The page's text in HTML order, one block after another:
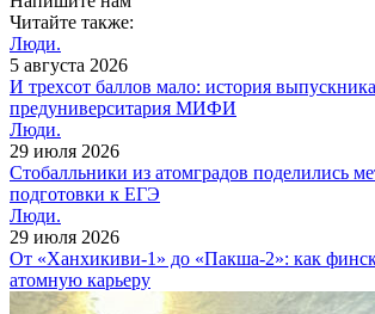
Читайте также:
Люди.
5 августа 2026
И трехсот баллов мало: история выпускника
предуниверситария МИФИ
Люди.
29 июля 2026
Cтобалльники из атомградов поделились
подготовки к ЕГЭ
Люди.
29 июля 2026
От «Ханхикиви-1» до «Пакша-2»: как
атомную карьеру